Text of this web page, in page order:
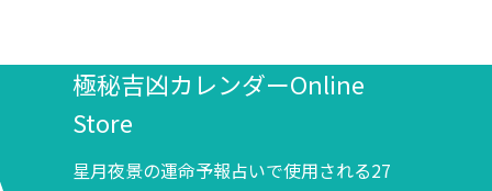
極秘吉凶カレンダーOnline
Store
星月夜景の運命予報占いで使用される27